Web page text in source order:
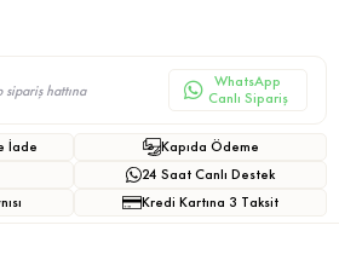
hattına
WhatsApp
Canlı Sipariş
İade
Kapıda Ödeme
24 Saat Canlı Destek
Kredi Kartına 3 Taksit